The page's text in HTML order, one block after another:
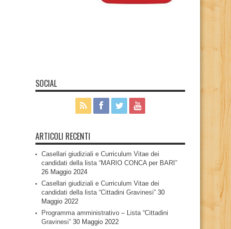
SOCIAL
ARTICOLI RECENTI
Casellari giudiziali e Curriculum Vitae dei
candidati della lista “MARIO CONCA per BARI”
26 Maggio 2024
Casellari giudiziali e Curriculum Vitae dei
candidati della lista “Cittadini Gravinesi” 30
Maggio 2022
Programma amministrativo – Lista “Cittadini
Gravinesi” 30 Maggio 2022